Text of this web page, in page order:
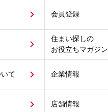
会員登録
住まい探しの
お役立ちマガジン
て 企業情報
店舗情報